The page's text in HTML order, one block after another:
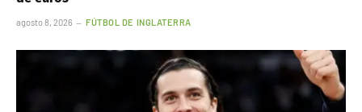
agosto 8, 2026 FÚTBOL DE INGLATERRA